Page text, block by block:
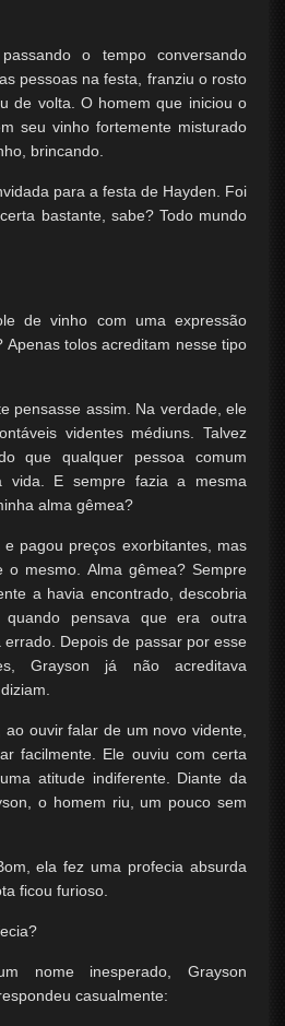
o tempo conversando
pessoas na festa, franziu o rosto
de volta. O homem que iniciou o
seu vinho fortemente misturado
brincando.
para a festa de Hayden. Foi
bastante, sabe? Todo mundo
de vinho com uma expressão
Apenas tolos acreditam nesse tipo
pensasse assim. Na verdade, ele
videntes médiuns. Talvez
que qualquer pessoa comum
vida. E sempre fazia a mesma
alma gêmea?
pagou preços exorbitantes, mas
o mesmo. Alma gêmea? Sempre
a havia encontrado, descobria
pensava que era outra
Depois de passar por esse
Grayson já não acreditava
ao ouvir falar de um novo vidente,
facilmente. Ele ouviu com certa
atitude indiferente. Diante da
o homem riu, um pouco sem
ela fez uma profecia absurda
ficou furioso.
nome inesperado, Grayson
casualmente: